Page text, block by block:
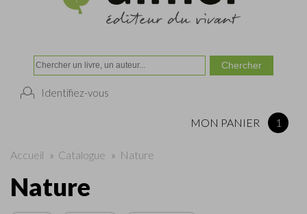
Identifiez-vous
MON PANIER 1
Accueil » Catalogue » Nature
Nature